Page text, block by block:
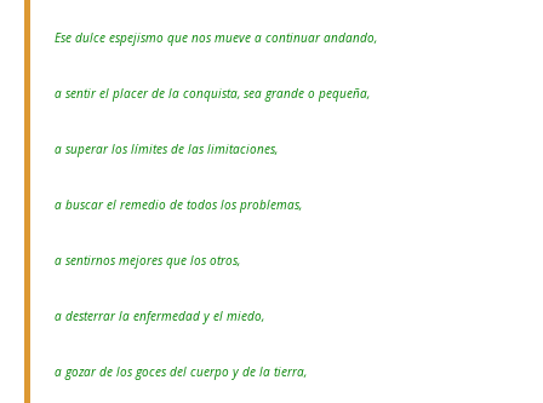
Ese dulce espejismo que nos mueve a continuar andando,
a sentir el placer de la conquista, sea grande o pequeña,
a superar los límites de las limitaciones,
a buscar el remedio de todos los problemas,
a sentirnos mejores que los otros,
a desterrar la enfermedad y el miedo,
a gozar de los goces del cuerpo y de la tierra,